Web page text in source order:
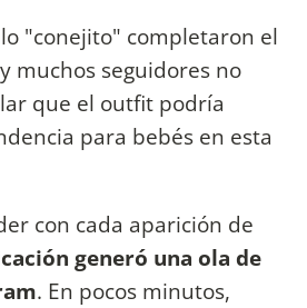
"conejito" completaron el
muchos seguidores no
que el outfit podría
para bebés en esta
con cada aparición de
generó una ola de
. En pocos minutos,